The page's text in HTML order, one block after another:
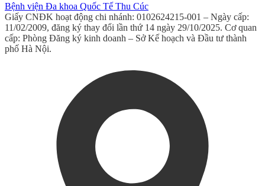
Bệnh viện Đa khoa Quốc Tế Thu Cúc
Giấy CNĐK hoạt động chi nhánh: 0102624215-001 – Ngày cấp:
11/02/2009, đăng ký thay đổi lần thứ 14 ngày 29/10/2025. Cơ quan
cấp: Phòng Đăng ký kinh doanh – Sở Kế hoạch và Đầu tư thành
phố Hà Nội.